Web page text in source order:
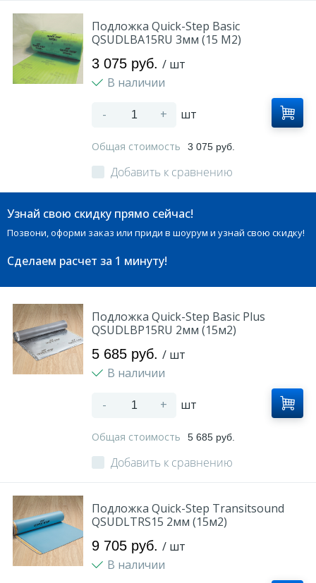
Подложка Quick-Step Basic
QSUDLBA15RU 3мм (15 M2)
3 075 руб. / шт
В наличии
- + шт
Общая стоимость 3 075 руб.
Добавить к сравнению
Узнай свою скидку прямо сейчас!
Позвони, оформи заказ или приди в шоурум и узнай свою скидку!
Сделаем расчет за 1 минуту!
Подложка Quick-Step Basic Plus
QSUDLBP15RU 2мм (15м2)
5 685 руб. / шт
В наличии
- + шт
Общая стоимость 5 685 руб.
Добавить к сравнению
Подложка Quick-Step Transitsound
QSUDLTRS15 2мм (15м2)
9 705 руб. / шт
В наличии